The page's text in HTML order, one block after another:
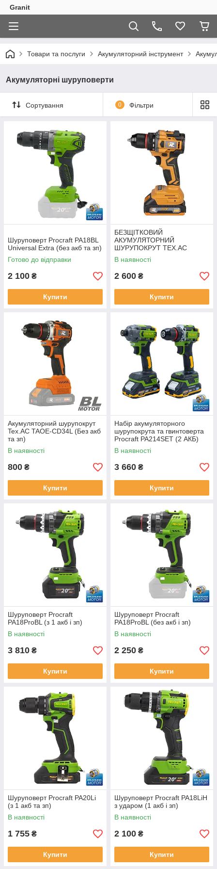
Granit
Товари та послуги Акумуляторний інструмент
Акумуляторні шуруповерти
Сортування 0 Фільтри
Шуруповерт Procraft PA18BL
Universal Extra (без акб та зп)
Готово до відправки
2 100 ₴
Купити
БЕЗЩІТКОВИЙ
АКУМУЛЯТОРНИЙ
ШУРУПОКРУТ TEX.AC
В наявності
2 600 ₴
Купити
Акумуляторний шурупокрут
Tex.AC TAOE-СD34L (Без акб
та зп)
В наявності
800 ₴
Купити
Набір акумуляторного
шурупокрута та гвинтоверта
Procraft PA214SET (2 АКБ)
В наявності
3 660 ₴
Купити
Шуруповерт Procraft
PA18ProBL (з 1 акб і зп)
В наявності
3 810 ₴
Купити
Шуруповерт Procraft
PA18ProBL (без акб і зп)
В наявності
2 250 ₴
Купити
Шуруповерт Procraft PA20Li
(з 1 акб та зп)
В наявності
1 755 ₴
Купити
Шуруповерт Procraft PA18LiH
з ударом (1 акб і зп)
В наявності
2 100 ₴
Купити